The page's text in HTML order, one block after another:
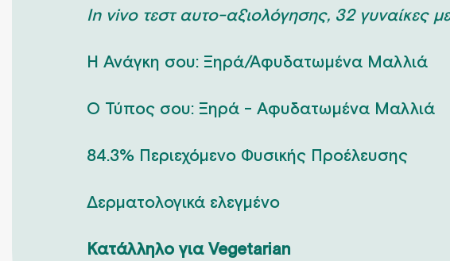
In vivo τεστ αυτο-αξιολόγησης, 32 γυναίκες
Η Ανάγκη σου: Ξηρά/Αφυδατωμένα Μαλλιά
Ο Τύπος σου: Ξηρά - Αφυδατωμένα Μαλλιά
84.3% Περιεχόμενο Φυσικής Προέλευσης
Δερματολογικά ελεγμένο
Κατάλληλο για Vegetarian